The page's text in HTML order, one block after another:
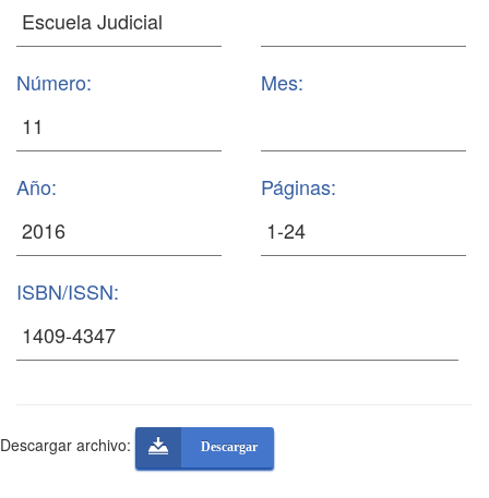
Número: Mes:
Año: Páginas:
ISBN/ISSN:
Descargar archivo: Descargar